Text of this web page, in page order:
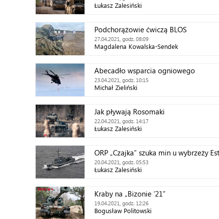
Łukasz Zalesiński
Podchorążowie ćwiczą BLOS
27.04.2021, godz. 08:09
Magdalena Kowalska-Sendek
Abecadło wsparcia ogniowego
23.04.2021, godz. 10:15
Michał Zieliński
Jak pływają Rosomaki
22.04.2021, godz. 14:17
Łukasz Zalesiński
ORP „Czajka” szuka min u wybrzeży
20.04.2021, godz. 05:53
Łukasz Zalesiński
Kraby na „Bizonie ‘21”
19.04.2021, godz. 12:26
Bogusław Politowski